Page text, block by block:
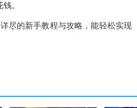
。
尽的新手教程与攻略，能轻松实现